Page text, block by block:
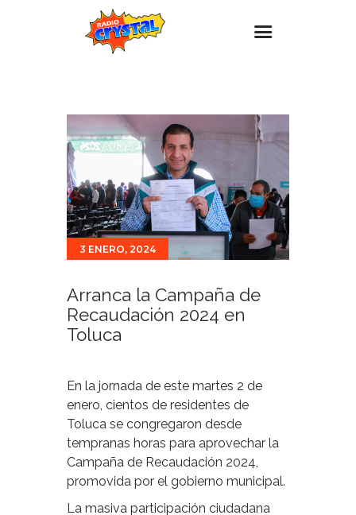
Estaciones
Eventos
Promociones
Noticias
Para ti
Contacto
3 ENERO, 2024
Arranca la Campaña de
Recaudación 2024 en
Toluca
En la jornada de este martes 2 de
enero, cientos de residentes de
Toluca se congregaron desde
tempranas horas para aprovechar la
Campaña de Recaudación 2024,
promovida por el gobierno municipal.
La masiva participación ciudadana